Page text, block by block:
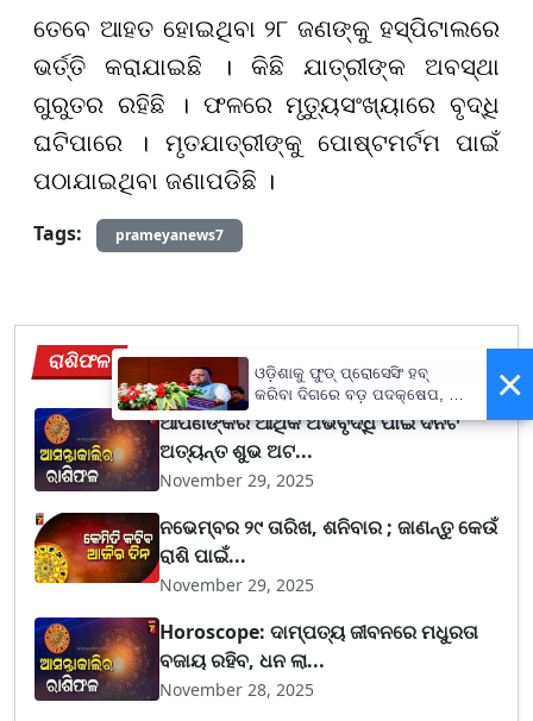
ତେବେ ଆହତ ହୋଇଥିବା ୨୮ ଜଣଙ୍କୁ ହସ୍ପିଟାଲରେ
ଭର୍ତ୍ତି କରାଯାଇଛି । କିଛି ଯାତ୍ରୀଙ୍କ ଅବସ୍ଥା
ଗୁରୁତର ରହିଛି । ଫଳରେ ମୃତ୍ୟୁସଂଖ୍ୟାରେ ବୃଦ୍ଧି
ଘଟିପାରେ । ମୃତଯାତ୍ରୀଙ୍କୁ ପୋଷ୍ଟମର୍ଟମ ପାଇଁ
ପଠାଯାଇଥିବା ଜଣାପଡିଛି ।
Tags:
prameyanews7
ରାଶିଫଳ View More
ଆପଣଙ୍କର ଆର୍ଥିକ ଅଭିବୃଦ୍ଧି ପାଇଁ ଦିନଟି
ଅତ୍ୟନ୍ତ ଶୁଭ ଅଟ...
November 29, 2025
ନଭେମ୍ବର ୨୯ ତାରିଖ, ଶନିବାର ; ଜାଣନ୍ତୁ କେଉଁ
ରାଶି ପାଇଁ...
November 29, 2025
Horoscope: ଦାମ୍ପତ୍ୟ ଜୀବନରେ ମଧୁରତା
ବଜାୟ ରହିବ, ଧନ ଲା...
November 28, 2025
×
ଓଡ଼ିଶାକୁ ଫୁଡ୍ ପ୍ରୋସେସିଂ ହବ୍
କରିବା ଦିଗରେ ବଡ଼ ପଦକ୍ଷେପ, ୪୨